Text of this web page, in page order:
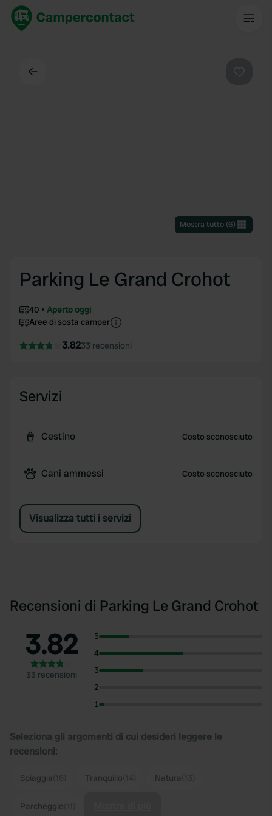
Mostra tutto(6)
Parking Le Grand Crohot
40
Aperto oggi
Aree di sosta camper
3.8233 recensioni
Servizi
Cestino Costo sconosciuto
Cani ammessi Costo sconosciuto
Visualizza tutti i servizi
Recensioni di Parking Le Grand Crohot
3.82
33 recensioni
5
4
3
2
1
Seleziona gli argomenti di cui desideri leggere le
recensioni:
Spiaggia Tranquillo Natura
Parcheggio